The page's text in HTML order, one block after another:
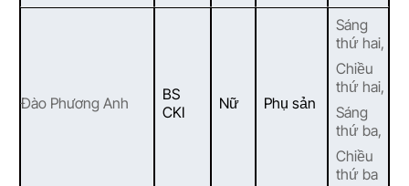
Đào Phương Anh
BS
CKI
Nữ Phụ sản
Sáng
thứ hai,
Chiều
thứ hai,
Sáng
thứ ba,
Chiều
thứ ba